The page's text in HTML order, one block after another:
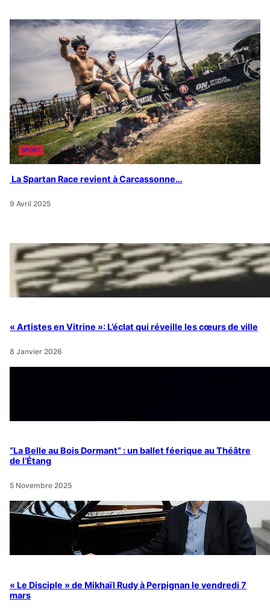
SPORT
La Spartan Race revient à Carcassonne…
9 Avril 2025
« Artistes en Vitrine »: L’éclat qui réveille les cœurs de ville
8 Janvier 2026
“La Belle au Bois Dormant” : un ballet féerique au Théâtre
de l’Étang
5 Novembre 2025
« Le Disciple » de Mikhaïl Rudy à Perpignan le vendredi 7
mars